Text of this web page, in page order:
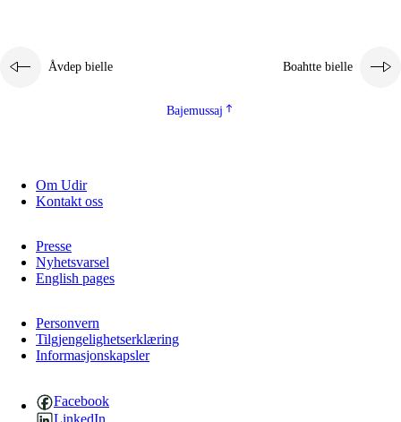
3. Prinsihpa skåvlå dåjmajda
3.2 Åhpadibme ja hiebadum åhpadus
3.3 Aktisasjbarggo sijda ja skåvlå gaskan
3.4 Åhpadus åhpadusvidnudagán ja barggoiellemin
3.5 Profesjåvnåaktisasjvuohta ja skåvllååvddånibme
Åvdep bielle Boahtte bielle
Bajemussaj
Om Udir
Kontakt oss
Presse
Nyhetsvarsel
English pages
Personvern
Tilgjengelighetserklæring
Informasjonskapsler
Facebook